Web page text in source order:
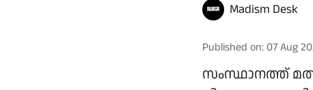
Madism Desk
Published on: 07 Aug
സംസ്ഥാനത്ത്